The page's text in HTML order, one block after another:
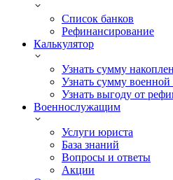
Список банков
Рефинансирование
Калькулятор
Узнать сумму
Узнать сумму военной
Узнать выгоду от
Военнослужащим
Услуги юриста
База знаний
Вопросы и ответы
Акции